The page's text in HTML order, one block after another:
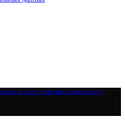
весь ассортимент магазина по коду